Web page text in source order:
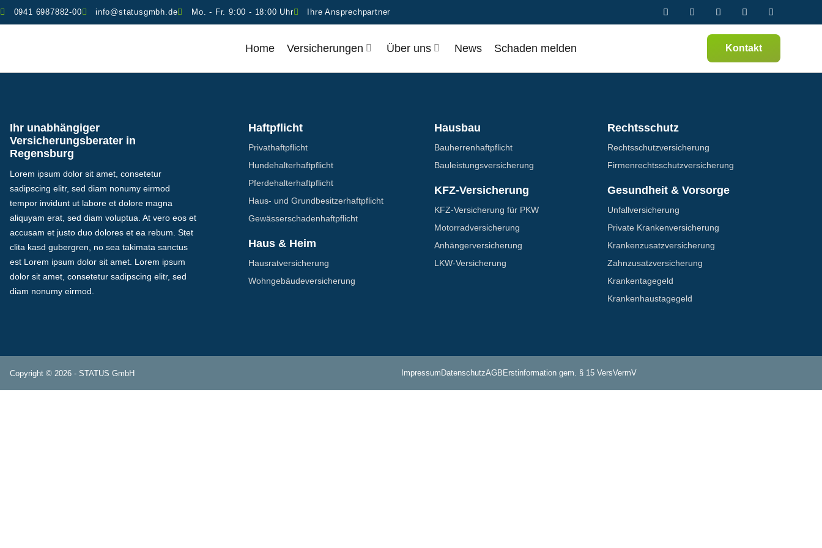
0941 6987882-00 info@statusgmbh.de Mo. - Fr. 9:00 - 18:00 Uhr Ihre Ansprechpartner
Home Ver­si­che­run­gen Über uns News Scha­den melden Kontakt
Ihr unabhängiger
Versicherungsberater in
Regensburg
Lorem ipsum dolor sit amet, consetetur
sadipscing elitr, sed diam nonumy eirmod
tempor invidunt ut labore et dolore magna
aliquyam erat, sed diam voluptua. At vero eos et
accusam et justo duo dolores et ea rebum. Stet
clita kasd gubergren, no sea takimata sanctus
est Lorem ipsum dolor sit amet. Lorem ipsum
dolor sit amet, consetetur sadipscing elitr, sed
diam nonumy eirmod.
Haftpflicht
Privathaftpflicht
Hundehalter­haftpflicht
Pferdehalter­haftpflicht
Haus- und Grundbesitzer­haftpflicht
Gewässerschaden­­haftpflicht
Haus & Heim
Hausrat­versicherung
Wohngebäude­­versicherung
Hausbau
Bauherrenhaftpflicht
Bauleistungs­­versicherung
KFZ-Versicherung
KFZ-Versicherung für PKW
Motorrad­versicherung
Anhänger­­versicherung
LKW-Versicherung
Rechtsschutz
Rechtsschutz­versicherung
Firmenrechtsschutz­versicherung
Gesundheit & Vorsorge
Unfallversicherung
Private Krankenversicherung
Krankenzusatz­­versicherung
Zahnzusatz­versicherung
Krankentagegeld
Krankenhaus­tagegeld
Copyright © 2026 - STATUS GmbH Impressum DatenschutzAGB Erstinformation gem. § 15 VersVermV